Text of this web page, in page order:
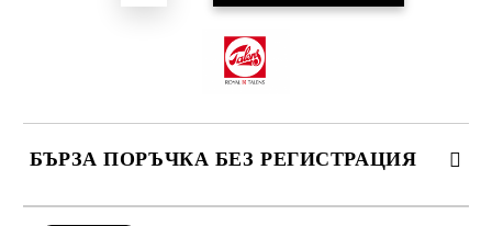
БЪРЗА ПОРЪЧКА БЕЗ РЕГИСТРАЦИЯ